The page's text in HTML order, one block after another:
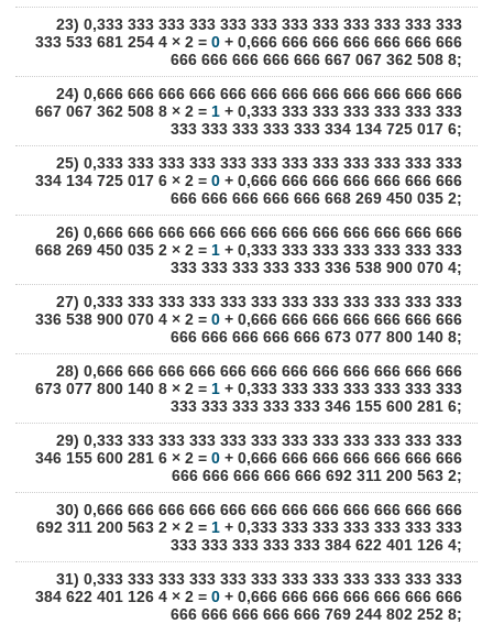
23) 0,333 333 333 333 333 333 333 333 333 333 333 333
333 533 681 254 4 × 2 = 0+ 0,666 666 666 666 666 666 666
666 666 666 666 666 667 067 362 508 8;
24) 0,666 666 666 666 666 666 666 666 666 666 666 666
667 067 362 508 8 × 2 = 1+ 0,333 333 333 333 333 333 333
333 333 333 333 333 334 134 725 017 6;
25) 0,333 333 333 333 333 333 333 333 333 333 333 333
334 134 725 017 6 × 2 = 0+ 0,666 666 666 666 666 666 666
666 666 666 666 666 668 269 450 035 2;
26) 0,666 666 666 666 666 666 666 666 666 666 666 666
668 269 450 035 2 × 2 = 1+ 0,333 333 333 333 333 333 333
333 333 333 333 333 336 538 900 070 4;
27) 0,333 333 333 333 333 333 333 333 333 333 333 333
336 538 900 070 4 × 2 = 0+ 0,666 666 666 666 666 666 666
666 666 666 666 666 673 077 800 140 8;
28) 0,666 666 666 666 666 666 666 666 666 666 666 666
673 077 800 140 8 × 2 = 1+ 0,333 333 333 333 333 333 333
333 333 333 333 333 346 155 600 281 6;
29) 0,333 333 333 333 333 333 333 333 333 333 333 333
346 155 600 281 6 × 2 = 0+ 0,666 666 666 666 666 666 666
666 666 666 666 666 692 311 200 563 2;
30) 0,666 666 666 666 666 666 666 666 666 666 666 666
692 311 200 563 2 × 2 = 1+ 0,333 333 333 333 333 333 333
333 333 333 333 333 384 622 401 126 4;
31) 0,333 333 333 333 333 333 333 333 333 333 333 333
384 622 401 126 4 × 2 = 0+ 0,666 666 666 666 666 666 666
666 666 666 666 666 769 244 802 252 8;